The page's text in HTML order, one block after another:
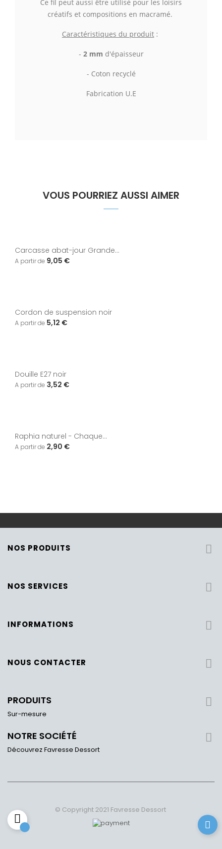
Ce fil peut aussi être utilisé pour les loisirs
créatifs et compositions en macramé.
Caractéristiques du produit :
- 2 mm d'épaisseur
- Coton recyclé
Fabrication U.E
VOUS POURRIEZ AUSSI AIMER
Carcasse abat-jour Grande...
9,05 €
Cordon de suspension noir
5,12 €
Douille E27 noir
3,52 €
Raphia naturel - Chaque...
2,90 €
NOS PRODUITS 
NOS SERVICES 
INFORMATIONS 
NOUS CONTACTER 
PRODUITS 
Sur-mesure
NOTRE SOCIÉTÉ 
Découvrez Favresse Dessort
© Copyright 2021 Favresse Dessort